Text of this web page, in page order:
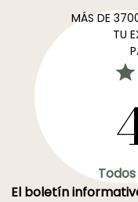
MÁS DE
TU
El boletín